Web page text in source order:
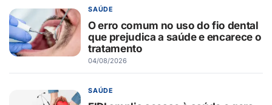
SAÚDE
O erro comum no uso do fio dental
que prejudica a saúde e encarece o
tratamento
04/08/2026
SAÚDE